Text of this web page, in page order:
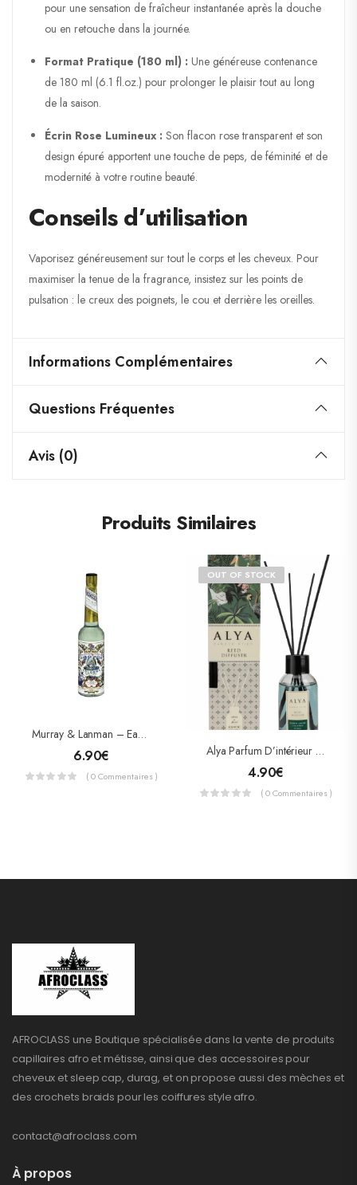
pour une sensation de fraîcheur instantanée après la douche
ou en retouche dans la journée.
Format Pratique (180 ml) : Une généreuse contenance
de 180 ml (6.1 fl.oz.) pour prolonger le plaisir tout au long
de la saison.
Écrin Rose Lumineux : Son flacon rose transparent et son
design épuré apportent une touche de peps, de féminité et de
modernité à votre routine beauté.
Conseils d’utilisation
Vaporisez généreusement sur tout le corps et les cheveux. Pour
maximiser la tenue de la fragrance, insistez sur les points de
pulsation : le creux des poignets, le cou et derrière les oreilles.
Informations Complémentaires
Questions Fréquentes
Avis (0)
Produits Similaires
Murray & Lanman – Eau De Cologne Agua De Florida 70 Ml
6.90€
( 0 Commentaires )
OUT OF STOCK
Alya Parfum D’intérieur – Citrus & Floral – Exotic Leaves 100ml
4.90€
( 0 Commentaires )
AFROCLASS une Boutique spécialisée dans la vente de produits
capillaires afro et métisse, ainsi que des accessoires pour
cheveux et sleep cap, durag, et on propose aussi des mèches et
des crochets braids pour les coiffures style afro.
contact@afroclass.com
À propos